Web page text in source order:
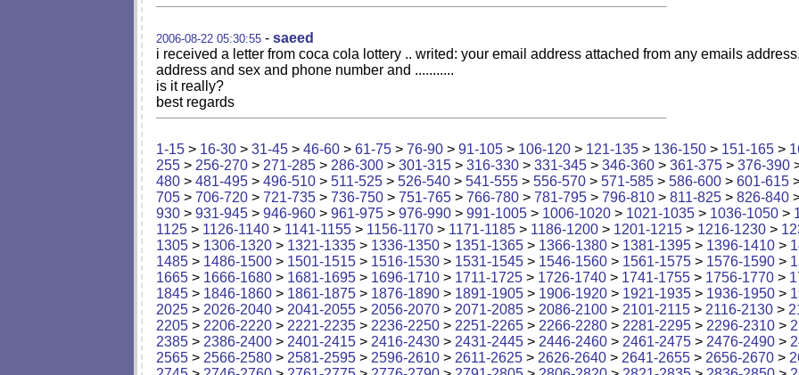
2006-08-22 05:30:55 - saeed
i received a letter from coca cola lottery .. writed: your email address attached from any emails
address and sex and phone number and ...........
is it really?
best regards
1-15 > 16-30 > 31-45 > 46-60 > 61-75 > 76-90 > 91-105 > 106-120 > 121-135 > 136-150 > 151-165 >
255 > 256-270 > 271-285 > 286-300 > 301-315 > 316-330 > 331-345 > 346-360 > 361-375 > 376-390
480 > 481-495 > 496-510 > 511-525 > 526-540 > 541-555 > 556-570 > 571-585 > 586-600 > 601-615
705 > 706-720 > 721-735 > 736-750 > 751-765 > 766-780 > 781-795 > 796-810 > 811-825 > 826-840
930 > 931-945 > 946-960 > 961-975 > 976-990 > 991-1005 > 1006-1020 > 1021-1035 > 1036-1050 >
1125 > 1126-1140 > 1141-1155 > 1156-1170 > 1171-1185 > 1186-1200 > 1201-1215 > 1216-1230 >
1305 > 1306-1320 > 1321-1335 > 1336-1350 > 1351-1365 > 1366-1380 > 1381-1395 > 1396-1410 >
1485 > 1486-1500 > 1501-1515 > 1516-1530 > 1531-1545 > 1546-1560 > 1561-1575 > 1576-1590 >
1665 > 1666-1680 > 1681-1695 > 1696-1710 > 1711-1725 > 1726-1740 > 1741-1755 > 1756-1770 >
1845 > 1846-1860 > 1861-1875 > 1876-1890 > 1891-1905 > 1906-1920 > 1921-1935 > 1936-1950 >
2025 > 2026-2040 > 2041-2055 > 2056-2070 > 2071-2085 > 2086-2100 > 2101-2115 > 2116-2130 >
2205 > 2206-2220 > 2221-2235 > 2236-2250 > 2251-2265 > 2266-2280 > 2281-2295 > 2296-2310 >
2385 > 2386-2400 > 2401-2415 > 2416-2430 > 2431-2445 > 2446-2460 > 2461-2475 > 2476-2490 >
2565 > 2566-2580 > 2581-2595 > 2596-2610 > 2611-2625 > 2626-2640 > 2641-2655 > 2656-2670 >